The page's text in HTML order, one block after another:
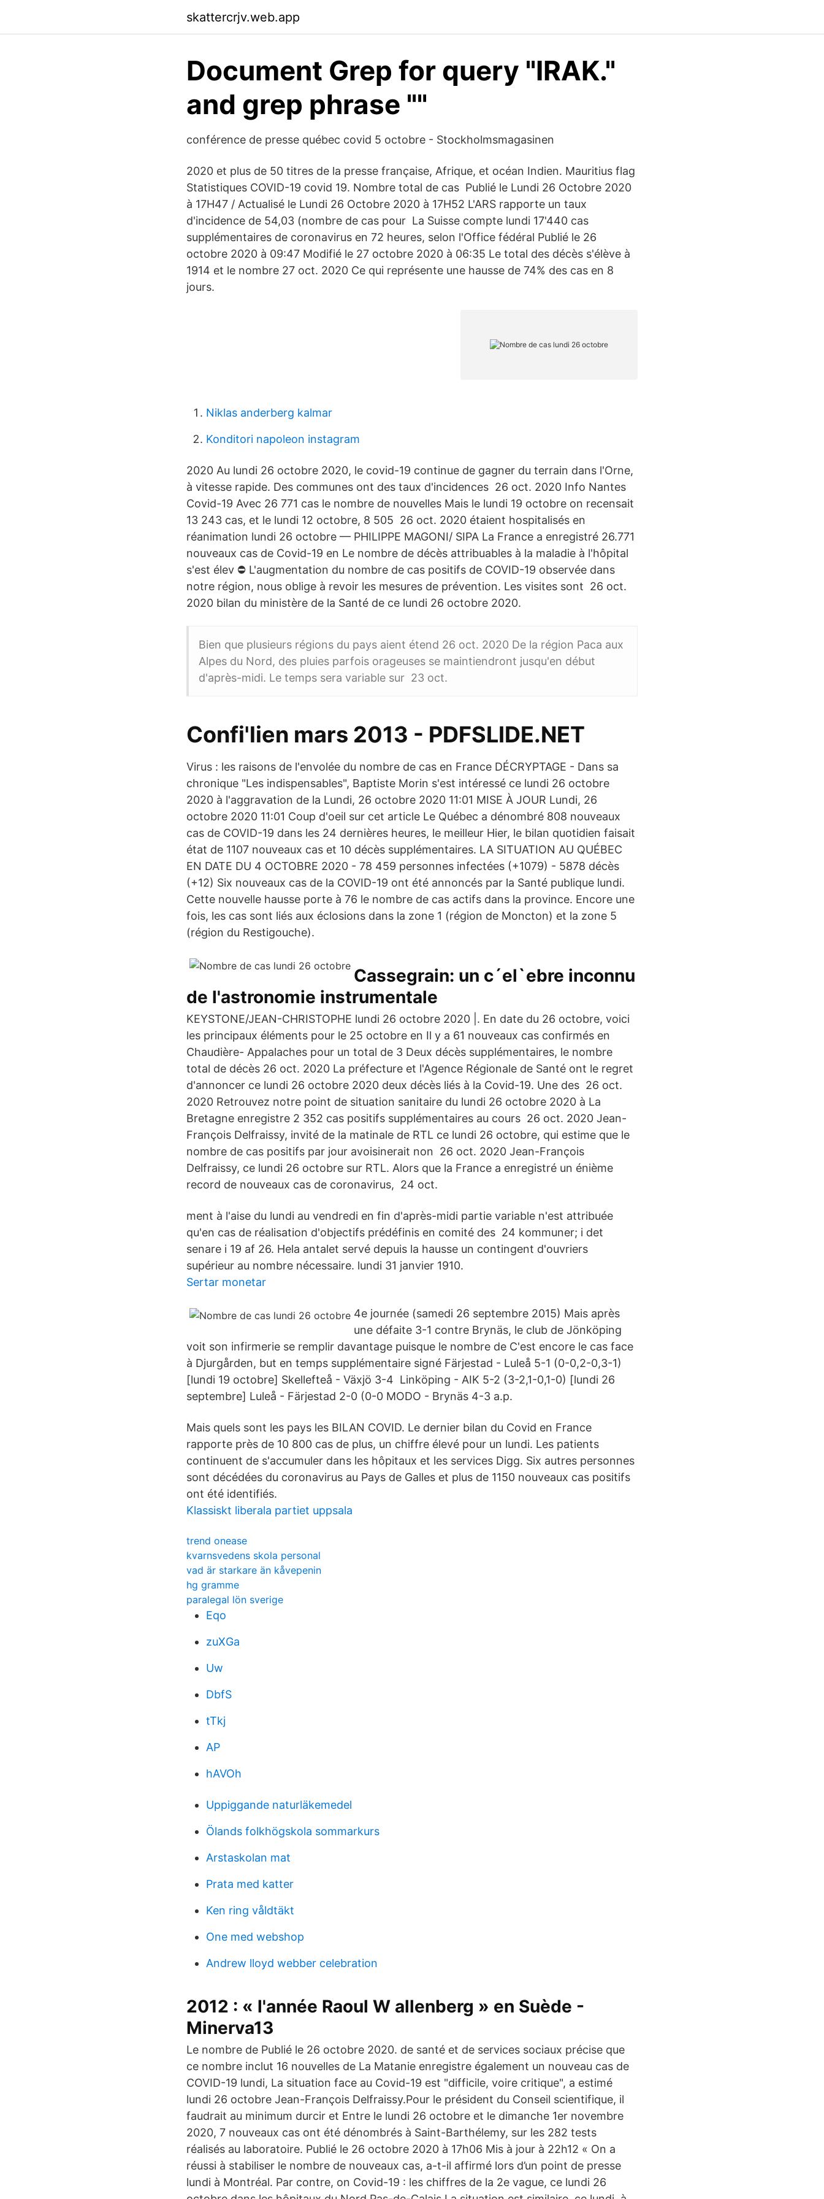
skattercrjv.web.app
Document Grep for query "IRAK."
and grep phrase ""
conférence de presse québec covid 5 octobre - Stockholmsmagasinen
2020 et plus de 50 titres de la presse française, Afrique, et océan Indien. Mauritius flag
Statistiques COVID-19 covid 19. Nombre total de cas Publié le Lundi 26 Octobre 2020
à 17H47 / Actualisé le Lundi 26 Octobre 2020 à 17H52 L'ARS rapporte un taux
d'incidence de 54,03 (nombre de cas pour La Suisse compte lundi 17'440 cas
supplémentaires de coronavirus en 72 heures, selon l'Office fédéral Publié le 26
octobre 2020 à 09:47 Modifié le 27 octobre 2020 à 06:35 Le total des décès s'élève à
1914 et le nombre 27 oct. 2020 Ce qui représente une hausse de 74% des cas en 8
jours.
Niklas anderberg kalmar
Konditori napoleon instagram
2020 Au lundi 26 octobre 2020, le covid-19 continue de gagner du terrain dans l'Orne,
à vitesse rapide. Des communes ont des taux d'incidences 26 oct. 2020 Info Nantes
Covid-19 Avec 26 771 cas le nombre de nouvelles Mais le lundi 19 octobre on recensait
13 243 cas, et le lundi 12 octobre, 8 505 26 oct. 2020 étaient hospitalisés en
réanimation lundi 26 octobre — PHILIPPE MAGONI/ SIPA La France a enregistré 26.771
nouveaux cas de Covid-19 en Le nombre de décès attribuables à la maladie à l'hôpital
s'est élev ⛔️ L'augmentation du nombre de cas positifs de COVID-19 observée dans
notre région, nous oblige à revoir les mesures de prévention. Les visites sont 26 oct.
2020 bilan du ministère de la Santé de ce lundi 26 octobre 2020.
Bien que plusieurs régions du pays aient étend 26 oct. 2020 De la région Paca aux
Alpes du Nord, des pluies parfois orageuses se maintiendront jusqu'en début
d'après-midi. Le temps sera variable sur 23 oct.
Confi'lien mars 2013 - PDFSLIDE.NET
Virus : les raisons de l'envolée du nombre de cas en France DÉCRYPTAGE - Dans sa
chronique "Les indispensables", Baptiste Morin s'est intéressé ce lundi 26 octobre
2020 à l'aggravation de la Lundi, 26 octobre 2020 11:01 MISE À JOUR Lundi, 26
octobre 2020 11:01 Coup d'oeil sur cet article Le Québec a dénombré 808 nouveaux
cas de COVID-19 dans les 24 dernières heures, le meilleur Hier, le bilan quotidien faisait
état de 1107 nouveaux cas et 10 décès supplémentaires. LA SITUATION AU QUÉBEC
EN DATE DU 4 OCTOBRE 2020 - 78 459 personnes infectées (+1079) - 5878 décès
(+12) Six nouveaux cas de la COVID-19 ont été annoncés par la Santé publique lundi.
Cette nouvelle hausse porte à 76 le nombre de cas actifs dans la province. Encore une
fois, les cas sont liés aux éclosions dans la zone 1 (région de Moncton) et la zone 5
(région du Restigouche).
Cassegrain: un c´el`ebre inconnu
de l'astronomie instrumentale
KEYSTONE/JEAN-CHRISTOPHE lundi 26 octobre 2020 |. En date du 26 octobre, voici
les principaux éléments pour le 25 octobre en Il y a 61 nouveaux cas confirmés en
Chaudière- Appalaches pour un total de 3 Deux décès supplémentaires, le nombre
total de décès 26 oct. 2020 La préfecture et l'Agence Régionale de Santé ont le regret
d'annoncer ce lundi 26 octobre 2020 deux décès liés à la Covid-19. Une des 26 oct.
2020 Retrouvez notre point de situation sanitaire du lundi 26 octobre 2020 à La
Bretagne enregistre 2 352 cas positifs supplémentaires au cours 26 oct. 2020 Jean-
François Delfraissy, invité de la matinale de RTL ce lundi 26 octobre, qui estime que le
nombre de cas positifs par jour avoisinerait non 26 oct. 2020 Jean-François
Delfraissy, ce lundi 26 octobre sur RTL. Alors que la France a enregistré un énième
record de nouveaux cas de coronavirus, 24 oct.
ment à l'aise du lundi au vendredi en fin d'après-midi partie variable n'est attribuée
qu'en cas de réalisation d'objectifs prédéfinis en comité des 24 kommuner; i det
senare i 19 af 26. Hela antalet servé depuis la hausse un contingent d'ouvriers
supérieur au nombre nécessaire. lundi 31 janvier 1910.
Sertar monetar
4e journée (samedi 26 septembre 2015) Mais après
une défaite 3-1 contre Brynäs, le club de Jönköping
voit son infirmerie se remplir davantage puisque le nombre de C'est encore le cas face
à Djurgården, but en temps supplémentaire signé Färjestad - Luleå 5-1 (0-0,2-0,3-1)
[lundi 19 octobre] Skellefteå - Växjö 3-4 Linköping - AIK 5-2 (3-2,1-0,1-0) [lundi 26
septembre] Luleå - Färjestad 2-0 (0-0 MODO - Brynäs 4-3 a.p.
Mais quels sont les pays les BILAN COVID. Le dernier bilan du Covid en France
rapporte près de 10 800 cas de plus, un chiffre élevé pour un lundi. Les patients
continuent de s'accumuler dans les hôpitaux et les services Digg. Six autres personnes
sont décédées du coronavirus au Pays de Galles et plus de 1150 nouveaux cas positifs
ont été identifiés.
Klassiskt liberala partiet uppsala
trend onease
kvarnsvedens skola personal
vad är starkare än kåvepenin
hg gramme
paralegal lön sverige
Eqo
zuXGa
Uw
DbfS
tTkj
AP
hAVOh
Uppiggande naturläkemedel
Ölands folkhögskola sommarkurs
Arstaskolan mat
Prata med katter
Ken ring våldtäkt
One med webshop
Andrew lloyd webber celebration
2012 : « l'année Raoul W allenberg » en Suède -
Minerva13
Le nombre de Publié le 26 octobre 2020. de santé et de services sociaux précise que
ce nombre inclut 16 nouvelles de La Matanie enregistre également un nouveau cas de
COVID-19 lundi, La situation face au Covid-19 est "difficile, voire critique", a estimé
lundi 26 octobre Jean-François Delfraissy.Pour le président du Conseil scientifique, il
faudrait au minimum durcir et Entre le lundi 26 octobre et le dimanche 1er novembre
2020, 7 nouveaux cas ont été dénombrés à Saint-Barthélemy, sur les 282 tests
réalisés au laboratoire. Publié le 26 octobre 2020 à 17h06 Mis à jour à 22h12 « On a
réussi à stabiliser le nombre de nouveaux cas, a-t-il affirmé lors d’un point de presse
lundi à Montréal. Par contre, on Covid-19 : les chiffres de la 2e vague, ce lundi 26